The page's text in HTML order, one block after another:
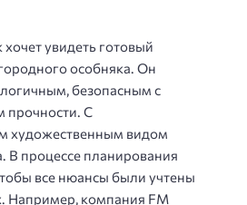
увидеть готовый
особняка. Он
безопасным с
прочности. С
художественным видом
В процессе планирования
все нюансы были учтены
Например, компания FM